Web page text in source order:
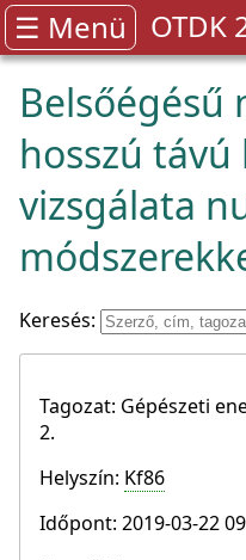
☰ Menü OTDK
hosszú
vizsgálata
Keresés:
Tagozat: Gépészeti
2.
Helyszín: Kf86
Időpont: 2019-03-22